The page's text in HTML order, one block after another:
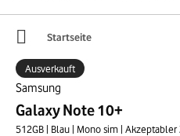
Startseite
Samsung
Galaxy Note 10+
512GB | Blau | Mono sim | Akzeptabler
Ausverkauft